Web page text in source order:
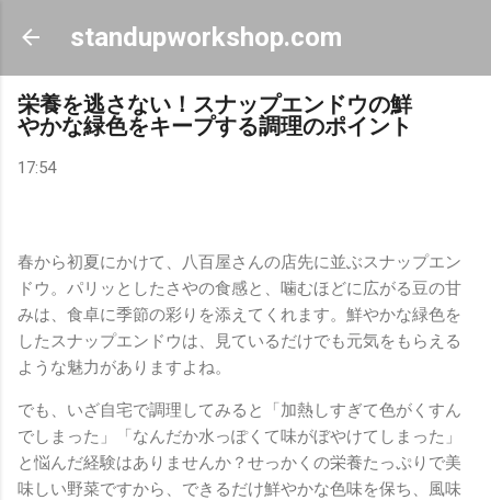
スキップしてメイン コンテンツに移動
standupworkshop.com
栄養を逃さない！スナップエンドウの鮮
やかな緑色をキープする調理のポイント
17:54
春から初夏にかけて、八百屋さんの店先に並ぶスナップエン
ドウ。パリッとしたさやの食感と、噛むほどに広がる豆の甘
みは、食卓に季節の彩りを添えてくれます。鮮やかな緑色を
したスナップエンドウは、見ているだけでも元気をもらえる
ような魅力がありますよね。
でも、いざ自宅で調理してみると「加熱しすぎて色がくすん
でしまった」「なんだか水っぽくて味がぼやけてしまった」
と悩んだ経験はありませんか？せっかくの栄養たっぷりで美
味しい野菜ですから、できるだけ鮮やかな色味を保ち、風味